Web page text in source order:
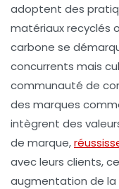
adoptent des
matériaux recyclés
carbone se
concurrents mais
communauté de
des marques
intègrent des
de marque,
avec leurs clients,
augmentation de la